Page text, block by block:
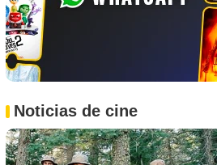
Noticias de cine